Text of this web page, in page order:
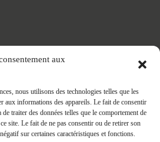
aux
nous utilisons des technologies telles que les
aux informations des appareils. Le fait de consentir
traiter des données telles que le comportement de
site. Le fait de ne pas consentir ou de retirer son
sur certaines caractéristiques et fonctions.